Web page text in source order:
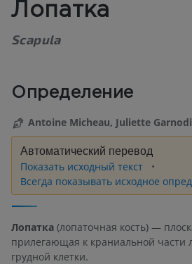
Лопатка
Scapula
Определение
Antoine Micheau, Juliette
Автоматический перевод
Показать исходный текст
Всегда показывать исходное
Лопатка (лопаточная кость) —
прилегающая к краниальной части
грудной клетки.